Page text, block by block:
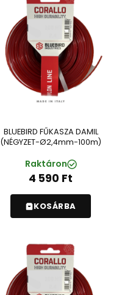
BLUEBIRD FŰKASZA DAMIL
(NÉGYZET-Ø2,4mm-100m)
Raktáron
4 590 Ft
KOSÁRBA